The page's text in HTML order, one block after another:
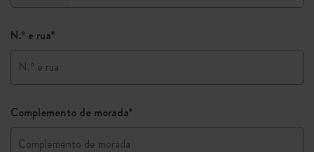
N.º e rua*
Complemento de morada*